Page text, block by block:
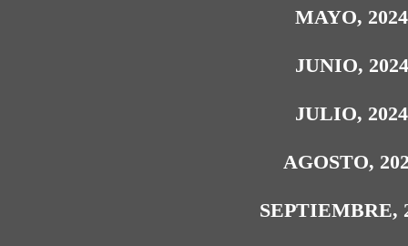
MAYO, 2024
JUNIO, 2024
JULIO, 2024
AGOSTO,
SEPTIEMBRE,